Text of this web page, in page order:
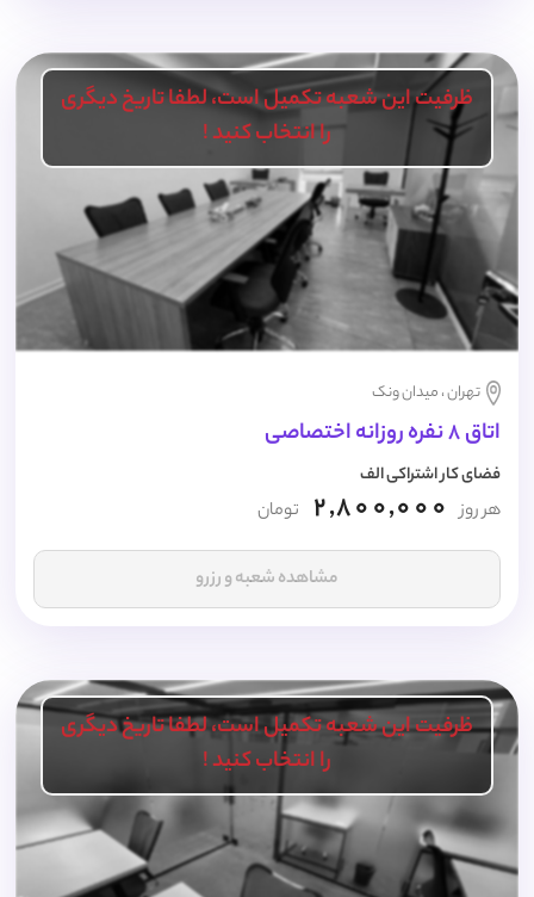
ظرفیت این شعبه تکمیل است، لطفا تاریخ دیگری
را انتخاب کنید !
تهران ، میدان ونک
اتاق 8 نفره روزانه اختصاصی
فضای کار اشتراکی الف
هر روز 2,800,000 تومان
مشاهده شعبه و رزرو
ظرفیت این شعبه تکمیل است، لطفا تاریخ دیگری
را انتخاب کنید !